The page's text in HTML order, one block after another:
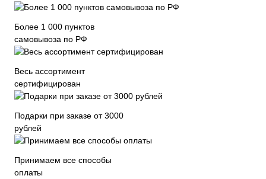
Более 1 000 пунктов
самовывоза по РФ
Весь ассортимент
сертифицирован
Подарки при заказе от 3000
рублей
Принимаем все способы
оплаты